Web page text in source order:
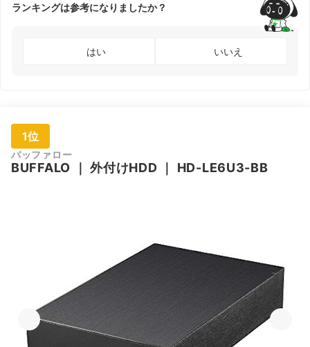
ランキングは参考になりましたか？
はい いいえ
1位
バッファロー
BUFFALO ｜外付けHDD HD-LE6U3-BB